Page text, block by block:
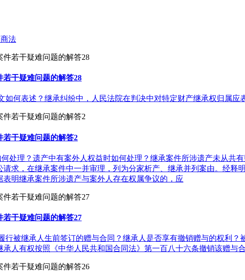
法
干疑难问题的解答28
如何表述？继承纠纷中，人民法院在判决中对特定财产继承权归属应
若干疑难问题的解答2
处理？遗产中有案外人权益时如何处理？继承案件所涉遗产未从共
求，在继承案件中一并审理，列为分家析产、继承并列案由。经
明继承案件所涉遗产与案外人存在权属争议的，应
干疑难问题的解答27
行被继承人生前签订的赠与合同？继承人是否享有撤销赠与的权利
人有权按照《中华人民共和国合同法》第一百八十六条撤销该赠与合